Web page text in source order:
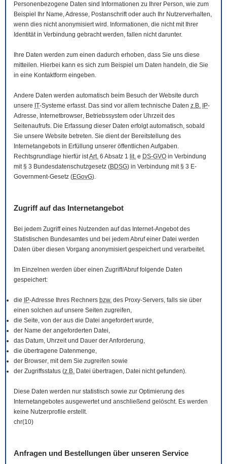
Personenbezogene Daten sind Informationen zu Ihrer Person, wie zum
Beispiel Ihr Name, Adresse, Postanschrift oder auch Ihr Nutzerverhalten,
wenn dies nicht anonymisiert wird. Informationen, die nicht mit Ihrer
Identität in Verbindung gebracht werden, fallen nicht darunter.
Ihre Daten werden zum einen dadurch erhoben, dass Sie uns diese
mitteilen. Hierbei kann es sich zum Beispiel um Daten handeln, die Sie
in eine Kontaktform eingeben.
Andere Daten werden automatisch beim Besuch der Website durch
unsere IT-Systeme erfasst. Das sind vor allem technische Daten z.B. IP-
Adresse, Internetbrowser, Betriebssystem oder Uhrzeit des
Seitenaufrufs. Die Erfassung dieser Daten erfolgt automatisch, sobald
Sie unsere Website betreten. Sie dient der Bereitstellung des
Internetangebots in Erfüllung unserer öffentlichen Aufgaben.
Rechtsgrundlage hierfür istArt. 6 Absatz 1 lit. e DS-GVO in Verbindung
mit § 3 Bundesdatenschutzgesetz (BDSG) in Verbindung mit § 3 E-
Government-Gesetz (EGovG).
Zugriff auf das Internetangebot
Bei jedem Zugriff eines Nutzenden auf das Internet-Angebot des
Statistischen Bundesamtes und bei jedem Abruf einer Datei werden
Daten über diesen Vorgang anonymisiert gespeichert und verarbeitet.
Im Einzelnen werden über einen Zugriff/Abruf folgende Daten
gespeichert:
die IP-Adresse Ihres Rechners bzw. des Proxy-Servers, falls sie über
einen solchen auf unsere Seiten zugreifen,
die Seite, von der aus die Datei angefordert wurde,
der Name der angeforderten Datei,
das Datum, Uhrzeit und Dauer der Anforderung,
die übertragene Datenmenge,
der Browser, mit dem Sie zugreifen sowie
der Zugriffsstatus (z.B. Datei übertragen, Datei nicht gefunden).
Diese Daten werden nur statistisch sowie zur Optimierung des
Internetangebotes ausgewertet und anschließend gelöscht. Es werden
keine Nutzerprofile erstellt.
chr(10)
Anfragen und Bestellungen über unseren Service